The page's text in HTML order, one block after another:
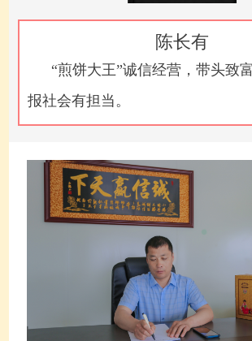
陈长有
“煎饼大王”诚信经营，带头致
报社会有担当。